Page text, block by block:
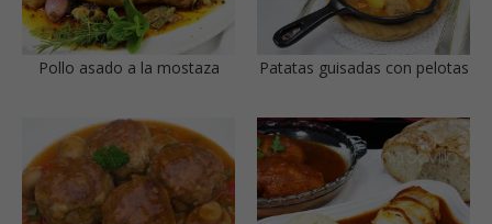
Pollo asado a la mostaza Patatas guisadas con pelotas